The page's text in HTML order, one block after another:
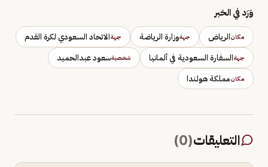
وَرَد في الخبر
مكانالرياض جهةوزارة الرياضة جهةالاتحاد السعودي لكرة القدم
جهةالسفارة السعودية في ألمانيا شخصيةسعود عبدالحميد
مكانمملكة هولندا
التعليقات(
0
)